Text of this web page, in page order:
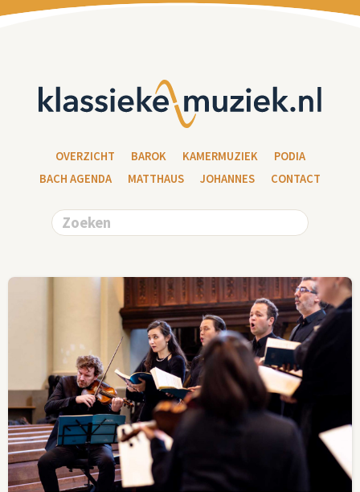
OVERZICHT BAROK KAMERMUZIEK
PODIA
BACH AGENDA
MATTHAUS JOHANNES CONTACT